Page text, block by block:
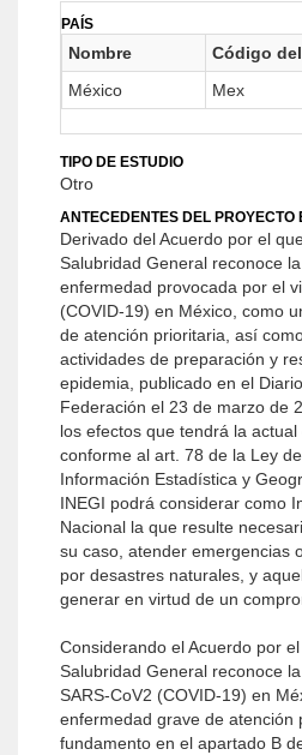
PAÍS
Nombre
Código
México
Mex
TIPO DE ESTUDIO
Otro
ANTECEDENTES DEL PROYECTO
Derivado del Acuerdo por el
Salubridad General reconoce
enfermedad provocada por el
(COVID-19) en México, como
de atención prioritaria, así
actividades de preparación y
epidemia, publicado en el
Federación el 23 de marzo de
los efectos que tendrá la actual
conforme al art. 78 de la Ley
Información Estadística y
INEGI podrá considerar como
Nacional la que resulte
su caso, atender emergencias
por desastres naturales, y
generar en virtud de un
Considerando el Acuerdo por
Salubridad General reconoce
SARS-CoV2 (COVID-19) en
enfermedad grave de atención
fundamento en el apartado B